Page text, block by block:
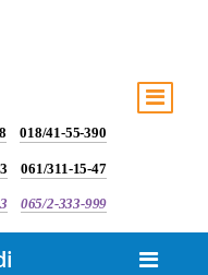
018/41-55-390
061/311-15-47
065/2-333-999